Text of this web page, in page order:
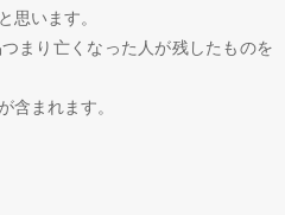
思います。
まり亡くなった人が残したものを
含まれます。